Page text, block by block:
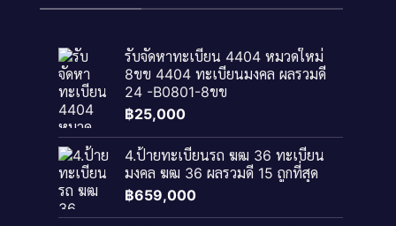
รับจัดหาทะเบียน 4404 หมวดใหม่
8ขข 4404 ทะเบียนมงคล ผลรวมดี
24 -B0801-8ขข
฿25,000
4.ป้ายทะเบียนรถ ฆฒ 36 ทะเบียน
มงคล ฆฒ 36 ผลรวมดี 15 ถูกที่สุด
฿659,000